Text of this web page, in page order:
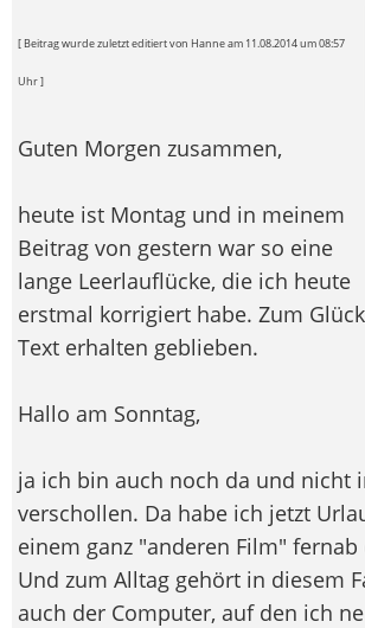
[ Beitrag wurde zuletzt editiert von Hanne am 11.08.2014 um 08:57
Uhr ]
Guten Morgen zusammen,
heute ist Montag und in meinem
Beitrag von gestern war so eine
lange Leerlauflücke, die ich heute
erstmal korrigiert habe. Zum
Text erhalten geblieben.
Hallo am Sonntag,
ja ich bin auch noch da und nicht
verschollen. Da habe ich jetzt
einem ganz "anderen Film" fernab
Und zum Alltag gehört in diesem
auch der Computer, auf den ich